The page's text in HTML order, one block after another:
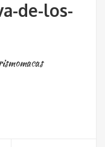
de-los-